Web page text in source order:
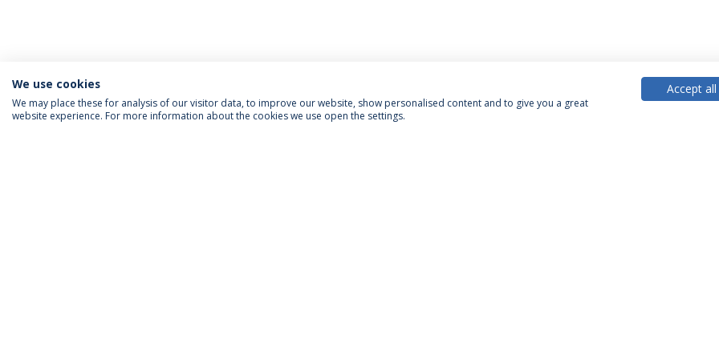
We use cookies
We may place these for analysis of our visitor data, to improve our website, show personalised content and to give you a great
website experience. For more information about the cookies we use open the settings.
Accept all